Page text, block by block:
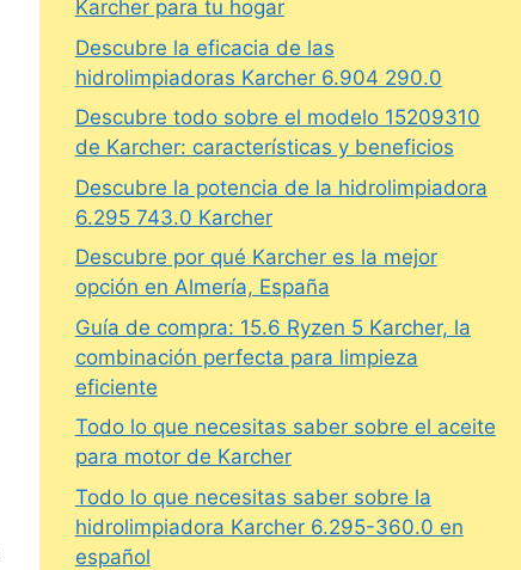
Karcher para tu hogar
Descubre la eficacia de las
hidrolimpiadoras Karcher 6.904 290.0
Descubre todo sobre el modelo 15209310
de Karcher: características y beneficios
Descubre la potencia de la hidrolimpiadora
6.295 743.0 Karcher
Descubre por qué Karcher es la mejor
opción en Almería, España
Guía de compra: 15.6 Ryzen 5 Karcher, la
combinación perfecta para limpieza
eficiente
Todo lo que necesitas saber sobre el aceite
para motor de Karcher
Todo lo que necesitas saber sobre la
hidrolimpiadora Karcher 6.295-360.0 en
español